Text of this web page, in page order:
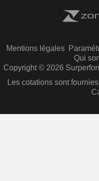
Mentions légales
Qui
Copyright © 2026
Les cotations sont